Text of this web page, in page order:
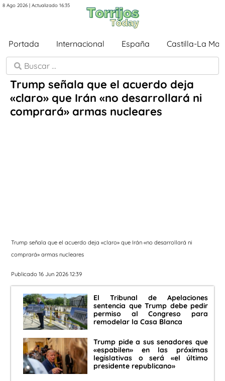
8 Ago 2026 | Actualizado 16:35
Portada Internacional España Castilla-La
Trump señala que el acuerdo deja
«claro» que Irán «no desarrollará ni
comprará» armas nucleares
Trump señala que el acuerdo deja «claro» que Irán «no desarrollará ni
comprará» armas nucleares
Publicado 16 Jun 2026 12:39
El Tribunal de Apelaciones
sentencia que Trump debe pedir
permiso al Congreso para
remodelar la Casa Blanca
Trump pide a sus senadores que
«espabilen» en las próximas
legislativas o será «el último
presidente republicano»